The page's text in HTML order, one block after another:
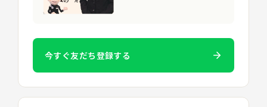
今すぐ友だち登録する